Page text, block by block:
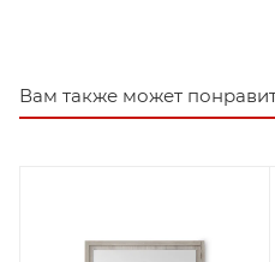
Вам также может